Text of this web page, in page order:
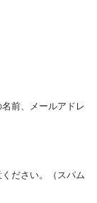
前、メールアドレ
ださい。（スパム